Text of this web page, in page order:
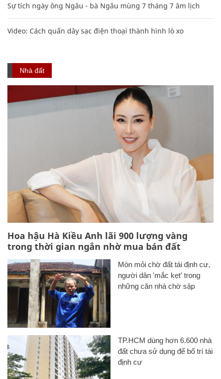
Sự tích ngày ông Ngâu - bà Ngâu mùng 7 tháng 7 âm lịch
Video: Cách quấn dây sạc điện thoại thành hình lò xo
Nhà đất
Hoa hậu Hà Kiều Anh lãi 900 lượng vàng
trong thời gian ngắn nhờ mua bán đất
Mòn mỏi chờ đất tái định cư,
người dân 'mắc kẹt' trong
những căn nhà chờ sập
TP.HCM dùng hơn 6.600 nhà
đất chưa sử dụng để bố trí tái
định cư